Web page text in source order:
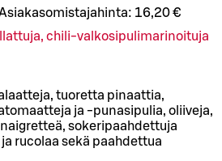
16,20 €
chili-valkosipulimarinoituja
tuoretta pinaattia,
ja -punasipulia, oliiveja,
sokeripaahdettuja
rucolaa sekä paahdettua